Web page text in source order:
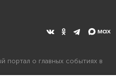
портал о главных событиях в